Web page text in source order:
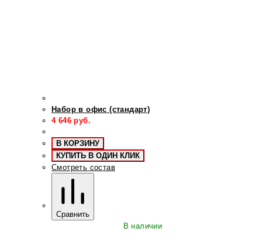
Набор в офис (стандарт)
4 646 руб.
В КОРЗИНУ
КУПИТЬ В ОДИН КЛИК
Смотреть состав
Сравнить
В наличии